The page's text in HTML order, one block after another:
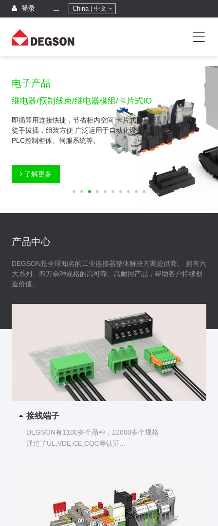
登录 China | 中文
电子产品
继电器/预制线束/继电器模组/卡片式IO
即插即用连接快捷，节省柜内空间 卡片式IO模组，
徒手拔插，组装方便 广泛运用于自动化设备、电梯、
PLC控制柜体、伺服系统等。
了解更多
产品中心
DEGSON是全球知名的工业连接器整体解决方案提供商。
拥有六
大系列、四万余种规格的高可靠、高耐用产品，帮助客户持续创
造价值。
接线端子
DEGSON有1100多个品种，12000多个规格
通过了UL,VDE,CE,CQC等认证...